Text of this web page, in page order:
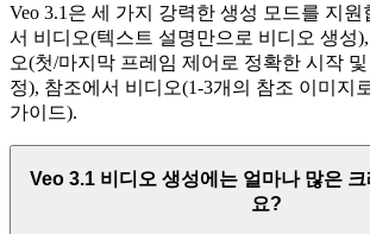
Veo 3.1은 세 가지 강력한 생성 모드를 지원
서 비디오(텍스트 설명만으로 비디오 생성
오(첫/마지막 프레임 제어로 정확한 시작 및
정), 참조에서 비디오(1-3개의 참조 이미지
가이드).
Veo 3.1 비디오 생성에는 얼마나 많은
요?